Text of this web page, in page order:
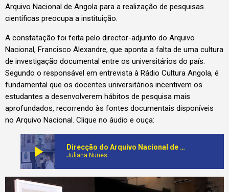
Arquivo Nacional de Angola para a realização de pesquisas
científicas preocupa a instituição.
A constatação foi feita pelo director-adjunto do Arquivo
Nacional, Francisco Alexandre, que aponta a falta de uma cultura
de investigação documental entre os universitários do país.
Segundo o responsável em entrevista à Rádio Cultura Angola, é
fundamental que os docentes universitários incentivem os
estudantes a desenvolverem hábitos de pesquisa mais
aprofundados, recorrendo às fontes documentais disponíveis
no Arquivo Nacional. Clique no áudio e ouça:
play_arrow Direcção do Arquivo Nacional de Angola preocupada com a fraca presença de estudantes universitários na realização de pesquisas científicas
Juliana Nunes